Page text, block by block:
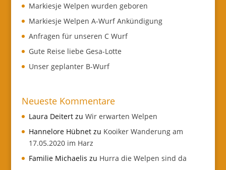
Markiesje Welpen wurden geboren
Markiesje Welpen A-Wurf Ankündigung
Anfragen für unseren C Wurf
Gute Reise liebe Gesa-Lotte
Unser geplanter B-Wurf
Neueste Kommentare
Laura Deitertzu Wir erwarten Welpen
Hannelore Hübnetzu Kooiker Wanderung am
17.05.2020 im Harz
Familie Michaelis zu Hurra die Welpen sind da